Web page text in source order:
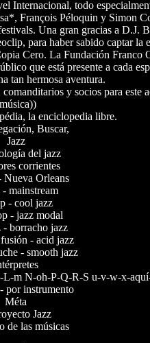
Internacional, todo
François Péloquin y Simon
Una gran gracias a D.J.
para haber sabido captar la
Cero. La Fundación Franco
que está presente a cada
tan hermosa aventura.
y socios para este
la enciclopedia libre.
Buscar,
Jazz
del jazz
corrientes
Nueva Orleans
mainstream
- cool jazz
- jazz modal
- borracho jazz
- acid jazz
- smooth jazz
m N-oh-P-Q-R-S u-v-w-x-
por instrumento
Méta
Jazz
de las músicas